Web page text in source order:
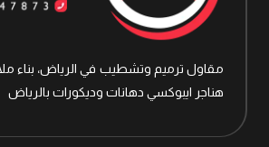
مقاول ترميم وتشطيب في الرياض، بناء
هناجر ايبوكسي دهانات وديكورات بالرياض